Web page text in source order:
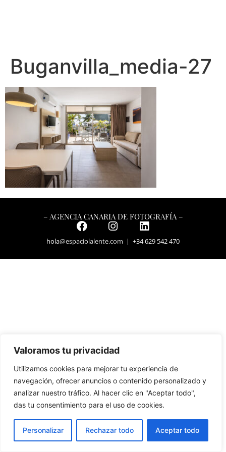
Valoramos tu privacidad
Utilizamos cookies para mejorar tu experiencia de
navegación, ofrecer anuncios o contenido personalizado y
analizar nuestro tráfico. Al hacer clic en "Aceptar todo",
das tu consentimiento para el uso de cookies.
Personalizar Rechazar todo Aceptar todo
Buganvilla_media-27
– AGENCIA CANARIA DE FOTOGRAFÍA –
hola@espaciolalente.com | +34 629 542 470